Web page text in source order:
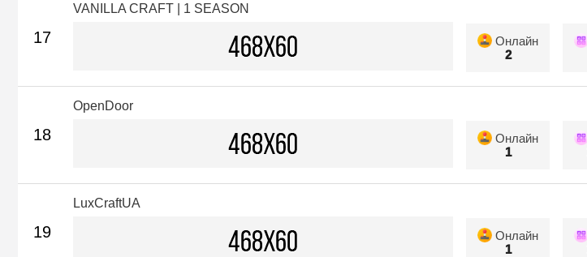
17
VANILLA CRAFT | 1 SEASON
Онлайн
2
18
OpenDoor
Онлайн
1
19
LuxCraftUA
Онлайн
1